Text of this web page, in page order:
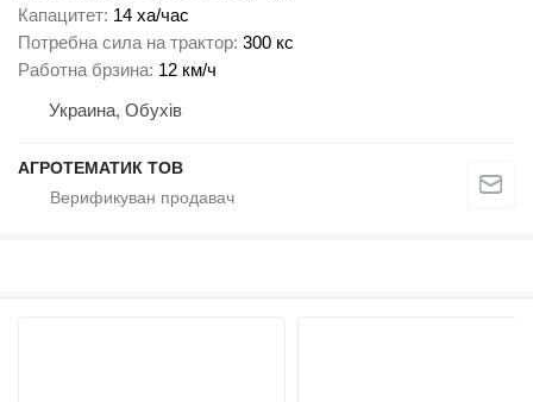
Капацитет 14 ха/час
Потребна сила на трактор 300 кс
Работна брзина 12 км/ч
Украина, Обухів
АГРОТЕМАТИК ТОВ